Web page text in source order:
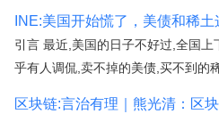
INE:美国开始慌了，美债和稀
引言 最近,美国的日子不好过,全国
乎有人调侃,卖不掉的美债,买不到的
区块链:言治有理｜熊光清：区